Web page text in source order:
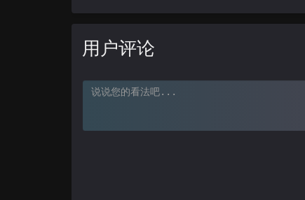
用户评论